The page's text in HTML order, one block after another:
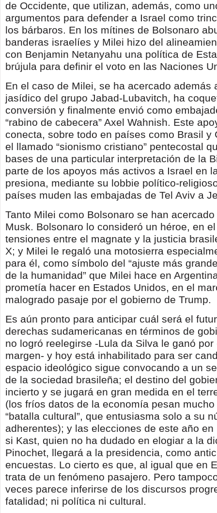
de Occidente, que utilizan, además, como
argumentos para defender a Israel como
los bárbaros. En los mítines de Bolsonaro
banderas israelíes y Milei hizo del
con Benjamin Netanyahu una política de
brújula para definir el voto en las Naciones
En el caso de Milei, se ha acercado además
jasídico del grupo Jabad-Lubavitch, ha
conversión y finalmente envió como
“rabino de cabecera” Axel Wahnish. Este
conecta, sobre todo en países como Brasil y
el llamado “sionismo cristiano” pentecostal
bases de una particular interpretación de la
parte de los apoyos más activos a Israel en
presiona, mediante su lobbie político-
países muden las embajadas de Tel Aviv a
Tanto Milei como Bolsonaro se han
Musk. Bolsonaro lo consideró un héroe, en
tensiones entre el magnate y la justicia
X; y Milei le regaló una motosierra
para él, como símbolo del “ajuste más
de la humanidad” que Milei hace en
prometía hacer en Estados Unidos, en el
malogrado pasaje por el gobierno de Trump.
Es aún pronto para anticipar cuál será el
derechas sudamericanas en términos de
no logró reelegirse -Lula da Silva le ganó
margen- y hoy está inhabilitado para ser
espacio ideológico sigue convocando a un
de la sociedad brasileña; el destino del
incierto y se jugará en gran medida en el
(los fríos datos de la economía pesan
“batalla cultural”, que entusiasma solo a su
adherentes); y las elecciones de este año
si Kast, quien no ha dudado en elogiar a la
Pinochet, llegará a la presidencia, como
encuestas. Lo cierto es que, al igual que en
trata de un fenómeno pasajero. Pero
veces parece inferirse de los discursos
fatalidad; ni política ni cultural.